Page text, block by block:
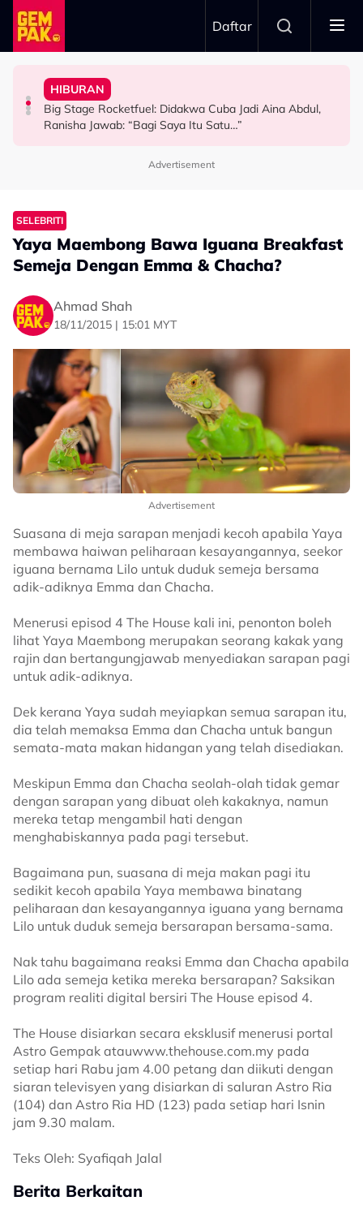
Skip to main content
Daftar
HIBURAN
TERBANG Bawa Legasi Rali Negara Ke Art Of Speed
2026
HIBURAN
Big Stage Rocketfuel: Didakwa Cuba Jadi Aina Abdul,
Ranisha Jawab: “Bagi Saya Itu Satu…”
HIBURAN
Netizen Restu! Semua Tak Sabar Nak Saksikan Kudrat
1968
HIBURAN
Tak Guna ‘Stuntman’, Shukri Yahaya Cedera Jayakan
Babak ‘Single Take’ CHELOT - “Badan Koyak, Balut
Advertisement
SELEBRITI
Yaya Maembong Bawa Iguana Breakfast
Semeja Dengan Emma & Chacha?
Ahmad Shah
18/11/2015 | 15:01 MYT
Advertisement
Suasana di meja sarapan menjadi kecoh apabila Yaya
membawa haiwan peliharaan kesayangannya, seekor
iguana bernama Lilo untuk duduk semeja bersama
adik-adiknya Emma dan Chacha.
Menerusi episod 4 The House kali ini, penonton boleh
lihat Yaya Maembong merupakan seorang kakak yang
rajin dan bertangungjawab menyediakan sarapan pagi
untuk adik-adiknya.
Dek kerana Yaya sudah meyiapkan semua sarapan itu,
dia telah memaksa Emma dan Chacha untuk bangun
semata-mata makan hidangan yang telah disediakan.
Meskipun Emma dan Chacha seolah-olah tidak gemar
dengan sarapan yang dibuat oleh kakaknya, namun
mereka tetap mengambil hati dengan
menghabiskannya pada pagi tersebut.
Bagaimana pun, suasana di meja makan pagi itu
sedikit kecoh apabila Yaya membawa binatang
peliharaan dan kesayangannya iguana yang bernama
Lilo untuk duduk semeja bersarapan bersama-sama.
Nak tahu bagaimana reaksi Emma dan Chacha apabila
Lilo ada semeja ketika mereka bersarapan? Saksikan
program realiti digital bersiri The House episod 4.
The House disiarkan secara eksklusif menerusi portal
Astro Gempak atauwww.thehouse.com.my pada
setiap hari Rabu jam 4.00 petang dan diikuti dengan
siaran televisyen yang disiarkan di saluran Astro Ria
(104) dan Astro Ria HD (123) pada setiap hari Isnin
jam 9.30 malam.
Teks Oleh: Syafiqah Jalal
Berita Berkaitan